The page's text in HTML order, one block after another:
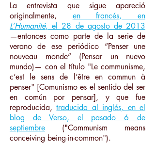
La entrevista que sigue apareció
originalmente, en francés, en
L’Humanité, el 28 de agosto de 2013
—entonces como parte de la serie de
verano de ese periódico “Penser une
nouveau monde” (Pensar un nuevo
mundo)— con el título "Le communisme,
c’est le sens de l’être en commun à
penser" [Comunismo es el sentido del ser
en común por pensar], y que fue
reproducida,traducida al inglés, en el
blog de Verso, el pasado 6 de
septiembre
("Communism means
conceiving being-in-common").